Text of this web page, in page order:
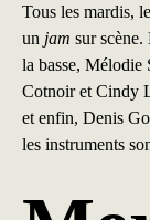
Tous les mardis,
un jam sur scène.
la basse, Mélodie
Cotnoir et Cindy
et enfin, Denis
les instruments